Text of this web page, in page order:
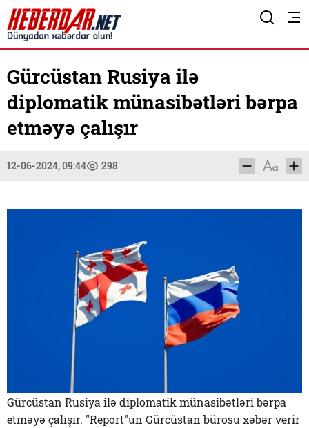
Gürcüstan Rusiya ilə
diplomatik münasibətləri bərpa
etməyə çalışır
12-06-2024, 09:44 298
Gürcüstan Rusiya ilə diplomatik münasibətləri bərpa
etməyə çalışır. "Report"un Gürcüstan bürosu xəbər verir